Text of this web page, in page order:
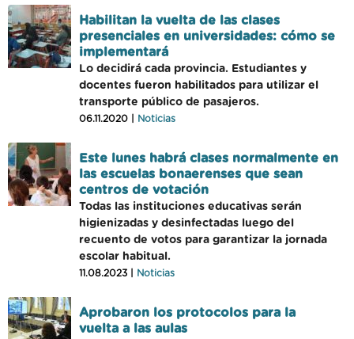
Habilitan la vuelta de las clases
presenciales en universidades: cómo se
implementará
Lo decidirá cada provincia. Estudiantes y
docentes fueron habilitados para utilizar el
transporte público de pasajeros.
06.11.2020 | Noticias
Este lunes habrá clases normalmente en
las escuelas bonaerenses que sean
centros de votación
Todas las instituciones educativas serán
higienizadas y desinfectadas luego del
recuento de votos para garantizar la jornada
escolar habitual.
11.08.2023 | Noticias
Aprobaron los protocolos para la
vuelta a las aulas